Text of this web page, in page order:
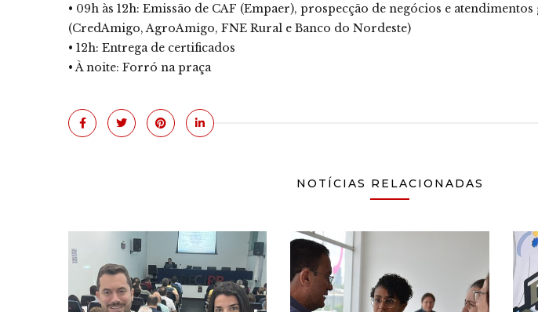
• 09h às 12h: Emissão de CAF (Empaer), prospecção de negócios e atendimentos
(CredAmigo, AgroAmigo, FNE Rural e Banco do Nordeste)
• 12h: Entrega de certificados
• À noite: Forró na praça
NOTÍCIAS RELACIONADAS